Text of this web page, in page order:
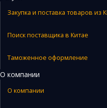
Закупка и поставка товаров из
Поиск поставщика в Китае
Таможенное оформление
О компании
О компании